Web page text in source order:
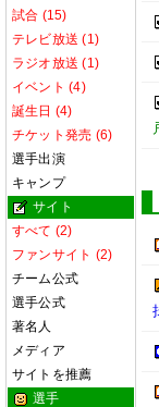
試合 (15)
テレビ放送 (1)
ラジオ放送 (1)
イベント (4)
誕生日 (4)
チケット発売 (6)
選手出演
キャンプ
サイト
すべて (2)
ファンサイト (2)
チーム公式
選手公式
著名人
メディア
サイトを推薦
選手